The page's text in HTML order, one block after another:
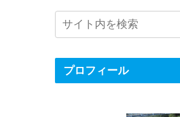
プロフィール